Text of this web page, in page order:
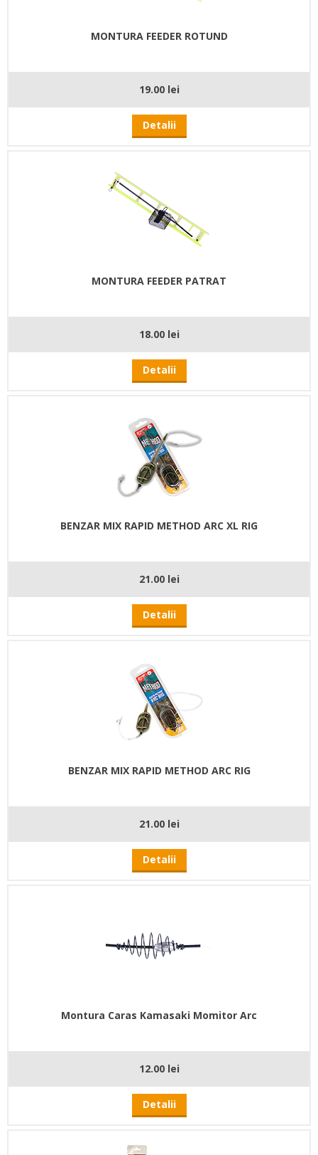
MONTURA FEEDER ROTUND
19.00 lei
Detalii
MONTURA FEEDER PATRAT
18.00 lei
Detalii
BENZAR MIX RAPID METHOD ARC XL RIG
21.00 lei
Detalii
BENZAR MIX RAPID METHOD ARC RIG
21.00 lei
Detalii
Montura Caras Kamasaki Momitor Arc
12.00 lei
Detalii